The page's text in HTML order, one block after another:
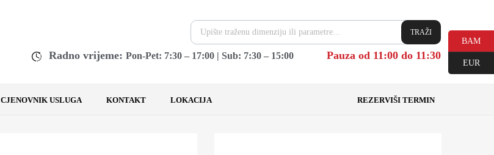
TRAŽI
Radno vrijeme: Pon-Pet: 7:30 – 17:00 | Sub: 7:30 – 15:00 Pauza od 11:00 do 11:30
CJENOVNIK USLUGA KONTAKT LOKACIJA REZERVIŠI TERMIN
BAM
EUR